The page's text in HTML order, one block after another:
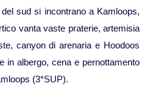
sud si incontrano a Kamloops,
vanta vaste praterie, artemisia
canyon di arenaria e Hoodoos
in albergo, cena e pernottamento
(3*SUP).